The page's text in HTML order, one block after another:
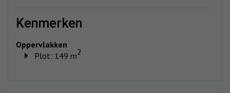
kenmerken
Oppervlakken
Plot: 149 m2